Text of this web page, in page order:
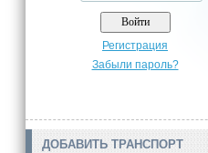
Регистрация
Забыли пароль?
ДОБАВИТЬ ТРАНСПОРТ